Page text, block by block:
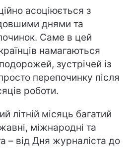
асоціюється з
днями та
Саме в цей
намагаються
зустрічей із
перепочинку після
роботи.
літній місяць багатий
міжнародні та
– від Дня журналіста до